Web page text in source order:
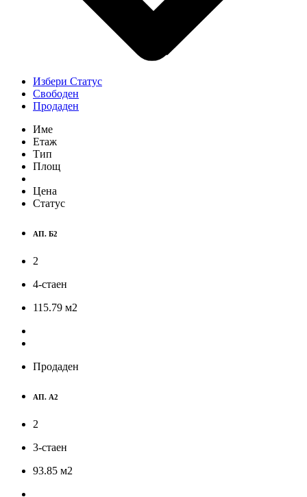
Избери Статус
Свободен
Продаден
Име
Етаж
Тип
Площ
Цена
Статус
АП. Б2
2
4-стаен
115.79 м2
Продаден
АП. А2
2
3-стаен
93.85 м2